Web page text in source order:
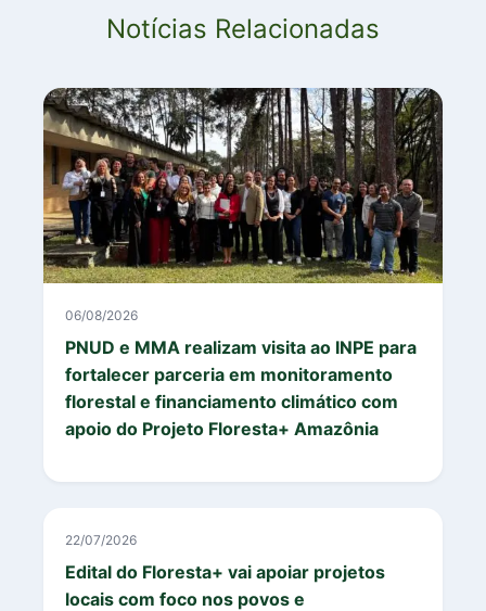
Notícias Relacionadas
06/08/2026
PNUD e MMA realizam visita ao INPE para
fortalecer parceria em monitoramento
florestal e financiamento climático com
apoio do Projeto Floresta+ Amazônia
22/07/2026
Edital do Floresta+ vai apoiar projetos
locais com foco nos povos e